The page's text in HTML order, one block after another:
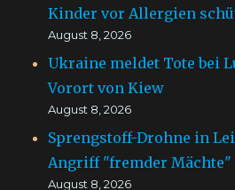
Kinder vor Allergien
August 8, 2026
Ukraine meldet Tote bei
Vorort von Kiew
August 8, 2026
Sprengstoff-Drohne in
Angriff "fremder Mächte"
August 8, 2026